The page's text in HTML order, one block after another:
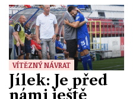
VÍTĚZNÝ NÁVRAT
Jílek: Je před
námi ještě